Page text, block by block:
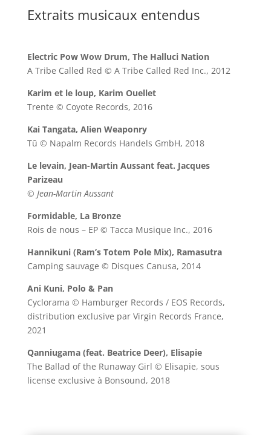
Extraits musicaux entendus
Electric Pow Wow Drum, The Halluci Nation
A Tribe Called Red © A Tribe Called Red Inc., 2012
Karim et le loup, Karim Ouellet
Trente © Coyote Records, 2016
Kai Tangata, Alien Weaponry
Tū © Napalm Records Handels GmbH, 2018
Le levain, Jean-Martin Aussant feat. Jacques
Parizeau
© Jean-Martin Aussant
Formidable, La Bronze
Rois de nous – EP © Tacca Musique Inc., 2016
Hannikuni (Ram’s Totem Pole Mix), Ramasutra
Camping sauvage © Disques Canusa, 2014
Ani Kuni, Polo & Pan
Cyclorama © Hamburger Records / EOS Records,
distribution exclusive par Virgin Records France,
2021
Qanniugama (feat. Beatrice Deer), Elisapie
The Ballad of the Runaway Girl © Elisapie, sous
license exclusive à Bonsound, 2018